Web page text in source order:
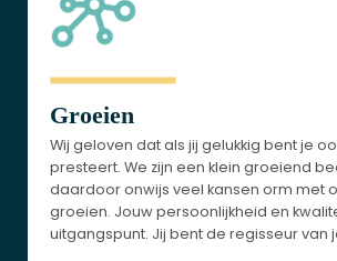
Groeien
Wij geloven dat als jij gelukkig bent je
presteert. We zijn een klein groeiend
daardoor onwijs veel kansen orm met
groeien. Jouw persoonlijkheid en
uitgangspunt. Jij bent de regisseur van